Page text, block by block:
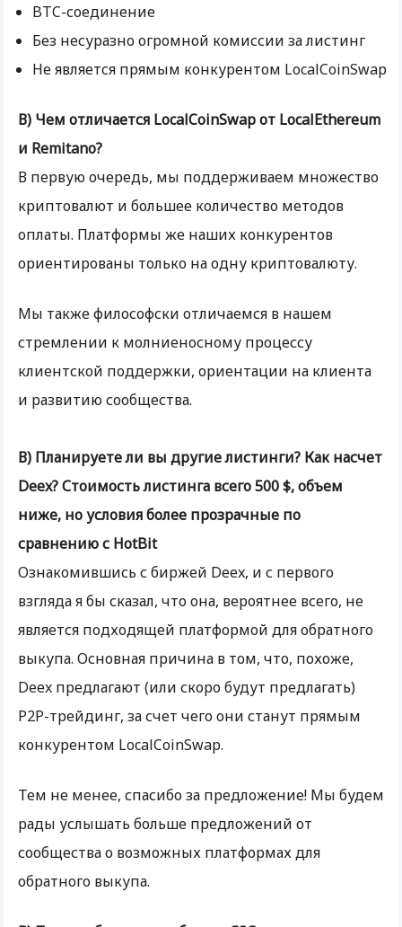
BTC-соединение
Без несуразно огромной комиссии за листинг
Не является прямым конкурентом LocalCoinSwap
В) Чем отличается LocalCoinSwap от LocalEthereum
и Remitano?
В первую очередь, мы поддерживаем множество
криптовалют и большее количество методов
оплаты. Платформы же наших конкурентов
ориентированы только на одну криптовалюту.
Мы также философски отличаемся в нашем
стремлении к молниеносному процессу
клиентской поддержки, ориентации на клиента
и развитию сообщества.
В) Планируете ли вы другие листинги? Как насчет
Deex? Стоимость листинга всего 500 $, объем
ниже, но условия более прозрачные по
сравнению с HotBit
Ознакомившись с биржей Deex, и с первого
взгляда я бы сказал, что она, вероятнее всего, не
является подходящей платформой для обратного
выкупа. Основная причина в том, что, похоже,
Deex предлагают (или скоро будут предлагать)
P2P-трейдинг, за счет чего они станут прямым
конкурентом LocalCoinSwap.
Тем не менее, спасибо за предложение! Мы будем
рады услышать больше предложений от
сообщества о возможных платформах для
обратного выкупа.